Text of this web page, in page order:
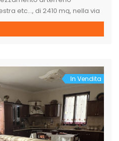
etc…, di 2410 mq, nella via
via Gela, di cui 2100 mq è
(diviso da una strada).
In Vendita